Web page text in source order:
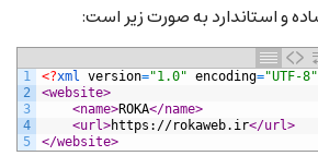
1
2
3
4
5
<?xml version="1.0" encoding="UTF-8"
<website>
<name>ROKA</name>
<url>https://rokaweb.ir</url>
</website>